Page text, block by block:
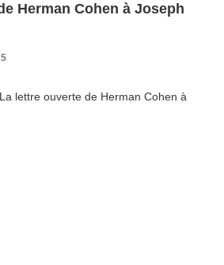
Herman Cohen à Joseph